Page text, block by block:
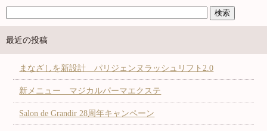
最近の投稿
まなざしを新設計 パリジェンヌラッシュリフト2.0
新メニュー マジカルパーマエクステ
Salon de Grandir 28周年キャンペーン